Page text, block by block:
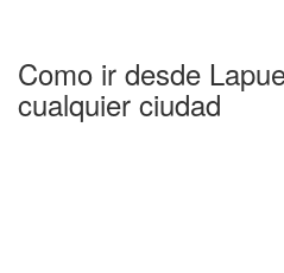
Como ir desde
cualquier ciudad